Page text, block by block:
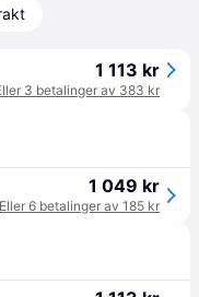
1 113 kr
3 betalinger av 383 kr
1 049 kr
Eller 6 betalinger av 185 kr